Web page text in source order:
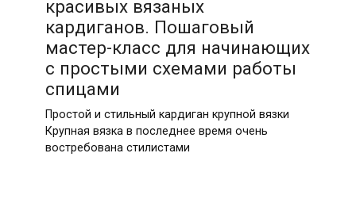
красивых вязаных
кардиганов. Пошаговый
мастер-класс для начинающих
с простыми схемами работы
спицами
Простой и стильный кардиган крупной вязки
Крупная вязка в последнее время очень
востребована стилистами